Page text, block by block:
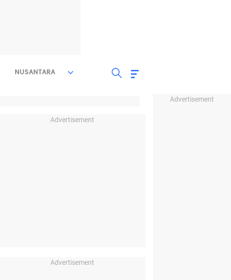
Advertisement
NUSANTARA
Advertisement
Advertisement